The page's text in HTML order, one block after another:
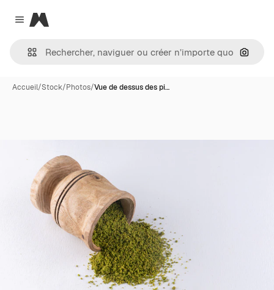
Close menu
Magnific
Accueil/Stock/Photos/Vue de dessus des pi…